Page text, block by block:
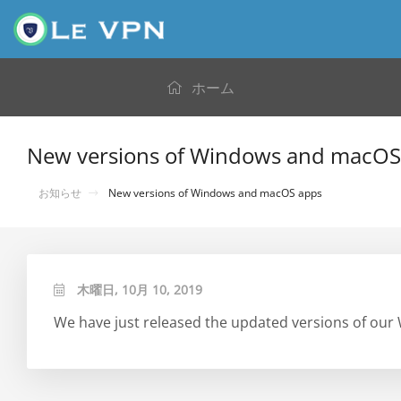
ホーム
New versions of Windows and
お知らせ New versions of Windows and macOS apps
木曜日, 10月 10, 2019
We have just released the updated versions of